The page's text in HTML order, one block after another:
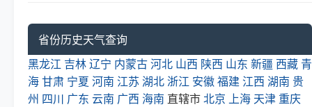
省份历史天气查询
黑龙江 吉林辽宁 内蒙古河北 山西 陕西 山东 新疆 西藏 青
海甘肃 宁夏 河南 江苏 湖北 浙江 安徽福建 江西 湖南 贵
州 四川 广东 云南 广西 海南 直辖市北京 上海 天津 重庆